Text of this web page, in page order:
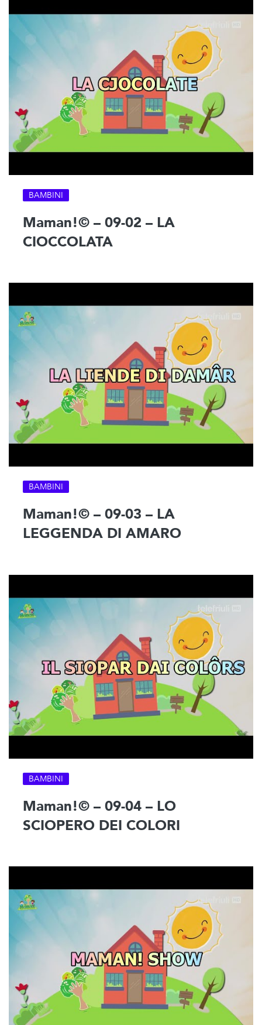
BAMBINI
Maman!© – 09-02 – LA
CIOCCOLATA
BAMBINI
Maman!© – 09-03 – LA
LEGGENDA DI AMARO
BAMBINI
Maman!© – 09-04 – LO
SCIOPERO DEI COLORI